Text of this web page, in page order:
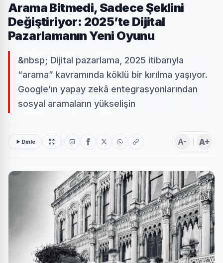
Arama Bitmedi, Sadece Şeklini
Değiştiriyor: 2025’te Dijital
Pazarlamanın Yeni Oyunu
&nbsp; Dijital pazarlama, 2025 itibarıyla
“arama” kavramında köklü bir kırılma yaşıyor.
Google’ın yapay zekâ entegrasyonlarından
sosyal aramaların yükselişin
Dinle A- A+